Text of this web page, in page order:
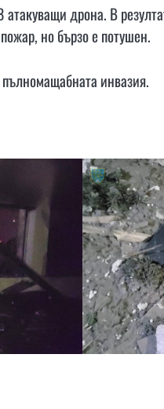
дрона. В
но бързо е потушен.
инвазия.